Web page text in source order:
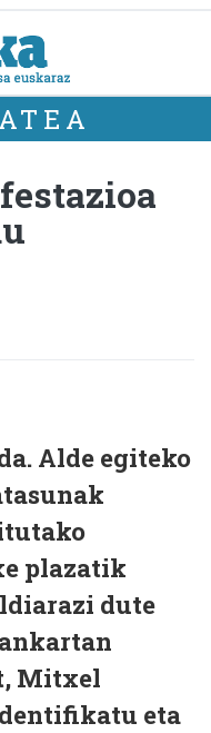
Alde egiteko
plazatik
dute
Mitxel
eta